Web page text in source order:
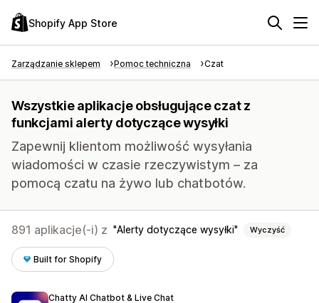
Shopify App Store
Zarządzanie sklepem Pomoc techniczna Czat
Wszystkie aplikacje obsługujące czat z
funkcjami alerty dotyczące wysyłki
Zapewnij klientom możliwość wysyłania
wiadomości w czasie rzeczywistym – za
pomocą czatu na żywo lub chatbotów.
891 aplikacje(-i) z Alerty dotyczące wysyłki Wyczyść
Built for Shopify
Chatty AI Chatbot & Live Chat